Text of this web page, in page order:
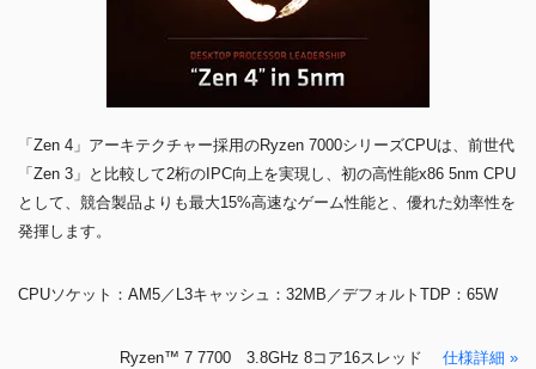
「Zen 4」アーキテクチャー採用のRyzen 7000シリーズCPUは、前世代
「Zen 3」と比較して2桁のIPC向上を実現し、初の高性能x86 5nm CPU
として、競合製品よりも最大15%高速なゲーム性能と、優れた効率性を
発揮します。
CPUソケット：AM5／L3キャッシュ：32MB／デフォルトTDP：65W
Ryzen™ 7 7700 3.8GHz 8コア16スレッド 仕様詳細 »